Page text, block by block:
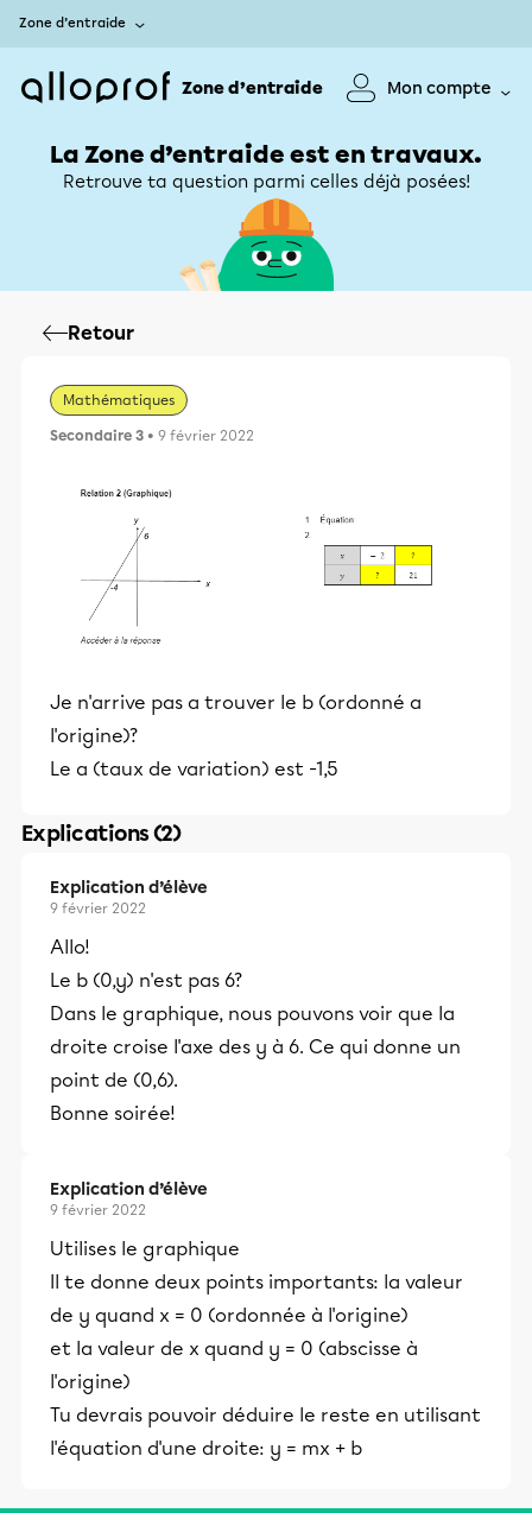
Zone d’entraide
Zone d’entraide Mon compte
La Zone d’entraide est en travaux.
Retrouve ta question parmi celles déjà posées!
Retour
Mathématiques
Secondaire 3 • 9 février 2022
Je n'arrive pas a trouver le b (ordonné a
l'origine)?
Le a (taux de variation) est -1,5
Explications (2)
Explication d’élève
9 février 2022
Allo!
Le b (0,y) n'est pas 6?
Dans le graphique, nous pouvons voir que la
droite croise l'axe des y à 6. Ce qui donne un
point de (0,6).
Bonne soirée!
Explication d’élève
9 février 2022
Utilises le graphique
Il te donne deux points importants: la valeur
de y quand x = 0 (ordonnée à l'origine)
et la valeur de x quand y = 0 (abscisse à
l'origine)
Tu devrais pouvoir déduire le reste en utilisant
l'équation d'une droite: y = mx + b